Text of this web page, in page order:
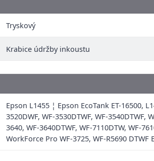
Tryskový
Krabice údržby inkoustu
Epson L1455 ¦ Epson EcoTank ET-16500,
3520DWF, WF-3530DTWF, WF-3540DTWF,
3640, WF-3640DTWF, WF-7110DTW, WF-
WorkForce Pro WF-3725, WF-R5690 DTWF